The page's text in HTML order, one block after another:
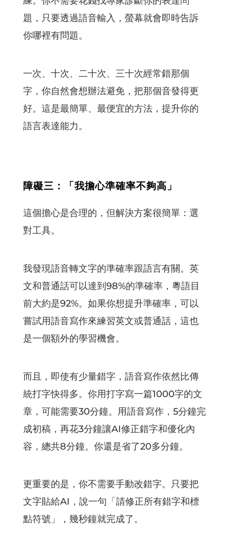
題，只要透過語音輸入，螢幕就會即時告訴
你哪裡有問題。
一次、十次、二十次、三十次經常錯那個
字，你自然會想辦法避免，把那個音發得更
好。這是最簡單、最便宜的方法，提升你的
語言表達能力。
障礙三：「我擔心準確率不夠高」
這個擔心是合理的，但解決方案很簡單：選
對工具。
我發現語音轉文字的準確率跟語言有關。英
文和普通話可以達到98%的準確率，粵語目
前大約是92%。如果你想提升準確率，可以
嘗試用語音寫作來練習英文或普通話，這也
是一個額外的學習機會。
而且，即使有少量錯字，語音寫作依然比傳
統打字快得多。你用打字寫一篇1000字的文
章，可能需要30分鐘。用語音寫作，5分鐘完
成初稿，再花3分鐘讓AI修正錯字和優化內
容，總共8分鐘。你還是省了20多分鐘。
更重要的是，你不需要手動改錯字。只要把
文字貼給AI，說一句「請修正所有錯字和標
點符號」，幾秒鐘就完成了。